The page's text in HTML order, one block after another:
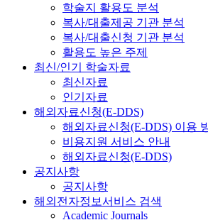
학술지 활용도 분석
복사/대출제공 기관 분석
복사/대출신청 기관 분석
활용도 높은 주제
최신/인기 학술자료
최신자료
인기자료
해외자료신청(E-DDS)
해외자료신청(E-DDS) 이용
비용지원 서비스 안내
해외자료신청(E-DDS)
공지사항
공지사항
해외전자정보서비스 검색
Academic Journals